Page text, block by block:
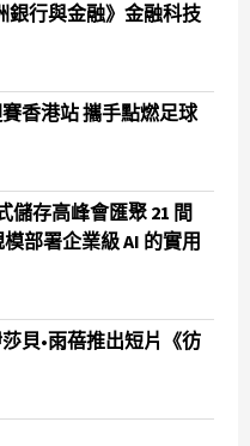
銀行與金融》金融科技
香港站 攜手點燃足球
存高峰會匯聚 21 間
部署企業級 AI 的實用
貝•雨蓓推出短片《彷